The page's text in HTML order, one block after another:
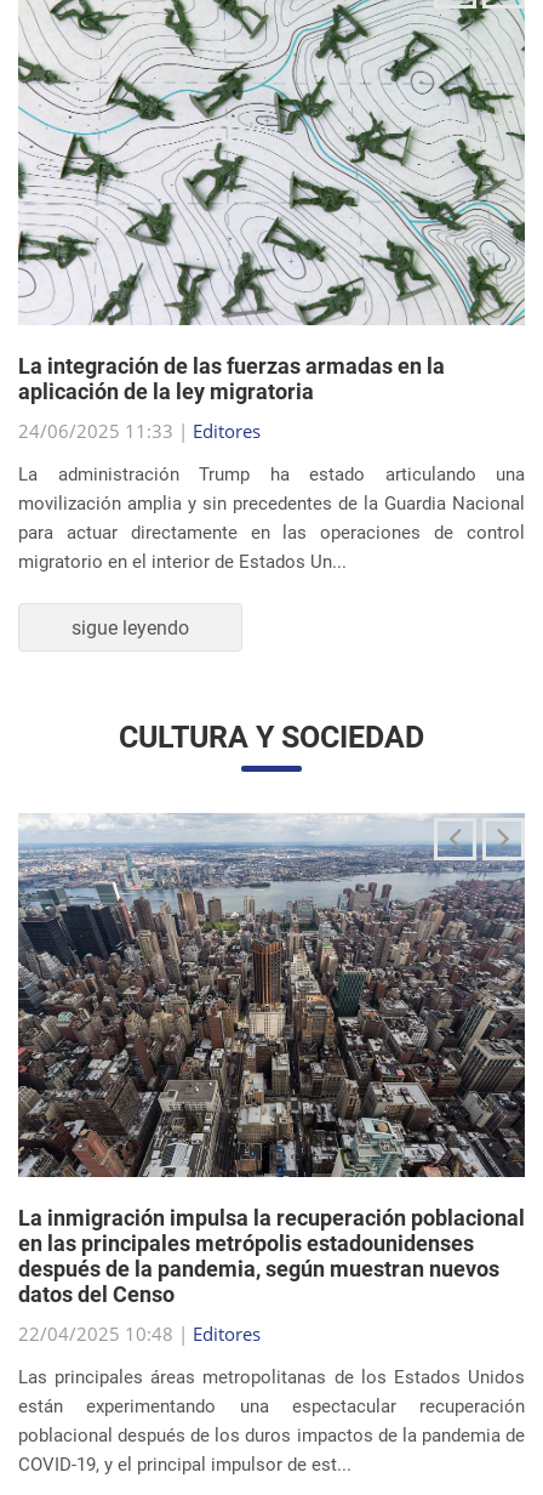
aplicación de la ley migratoria
24/06/2025 11:33 |Editores
La administración Trump ha estado articulando una
movilización amplia y sin precedentes de la Guardia Nacional
para actuar directamente en las operaciones de control
migratorio en el interior de Estados Un...
sigue leyendo
en las principales metrópolis estadounidenses
después de la pandemia, según muestran nuevos
datos del Censo
22/04/2025 10:48 |
Las principales áreas metropolitanas de los Estados Unidos
están experimentando una espectacular recuperación
poblacional después de los duros impactos de la pandemia de
COVID-19, y el principal impulsor de est...